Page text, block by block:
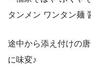
途中から添え付けの
に味変♪